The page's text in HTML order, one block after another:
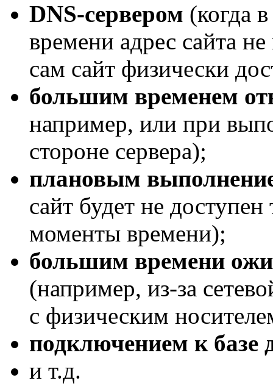
DNS-сервером (когда
времени адрес сайта
сам сайт физически
большим временем
например, или при
стороне сервера);
плановым
сайт будет не
моменты времени);
большим времени
(например, из-за
с физическим
подключением к базе
и т.д.